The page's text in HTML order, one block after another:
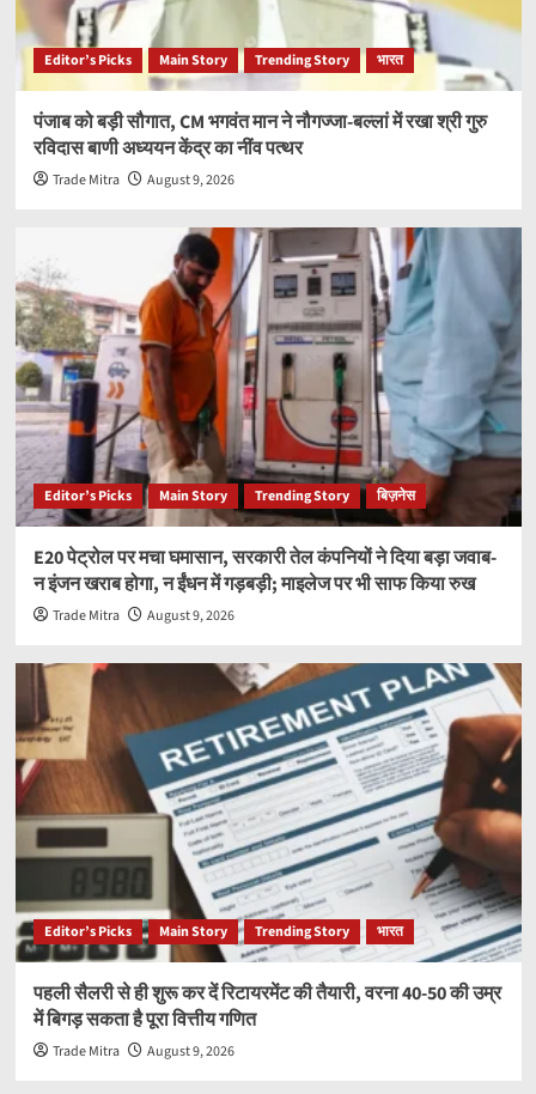
Editor’s Picks Main Story Trending Story भारत
पंजाब को बड़ी सौगात, CM भगवंत मान ने नौगज्जा-बल्लां में रखा श्री गुरु
रविदास बाणी अध्ययन केंद्र का नींव पत्थर
Trade Mitra August 9, 2026
Editor’s Picks Main Story Trending Story बिज़नेस
E20 पेट्रोल पर मचा घमासान, सरकारी तेल कंपनियों ने दिया बड़ा जवाब-
न इंजन खराब होगा, न ईंधन में गड़बड़ी; माइलेज पर भी साफ किया रुख
Trade Mitra August 9, 2026
Editor’s Picks Main Story Trending Story भारत
पहली सैलरी से ही शुरू कर दें रिटायरमेंट की तैयारी, वरना 40-50 की उम्र
में बिगड़ सकता है पूरा वित्तीय गणित
Trade Mitra August 9, 2026